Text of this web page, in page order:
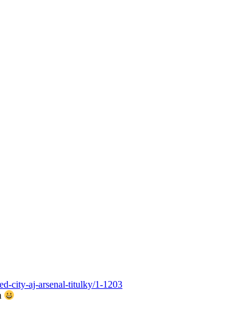
city-aj-arsenal-titulky/1-1203